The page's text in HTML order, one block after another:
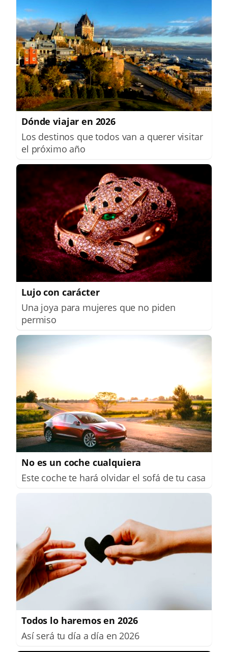
Dónde viajar en 2026
Los destinos que todos van a querer visitar
el próximo año
Lujo con carácter
Una joya para mujeres que no piden
permiso
No es un coche cualquiera
Este coche te hará olvidar el sofá de tu casa
Todos lo haremos en 2026
Así será tu día a día en 2026